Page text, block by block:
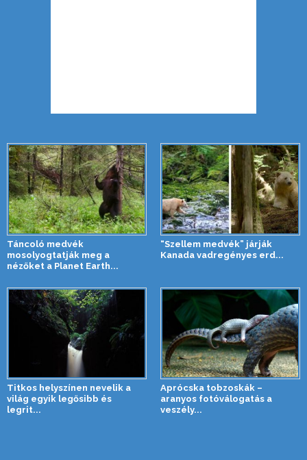
Táncoló medvék
mosolyogtatják meg a
nézőket a Planet Earth...
“Szellem medvék” járják
Kanada vadregényes erd...
Titkos helyszínen nevelik a
világ egyik legősibb és
legrit...
Aprócska tobzoskák –
aranyos fotóválogatás a
veszély...